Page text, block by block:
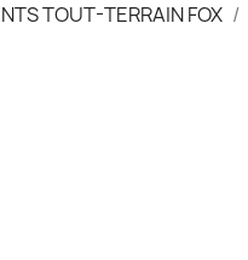
TOUT-TERRAIN FOX